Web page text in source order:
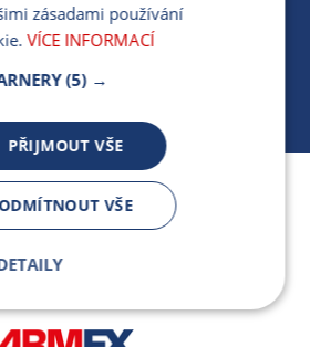
ARMEX a členem Asociace
dodavatelů energií.
PO-PÁ 7:30-17:00
zásadami používání
VÍCE INFORMACÍ
(5) →
PŘIJMOUT VŠE
ODMÍTNOUT VŠE
Výkonnostní